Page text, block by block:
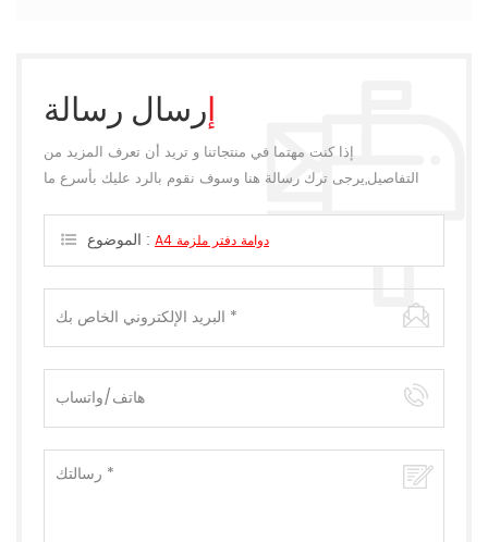
إرسال رسالة
إذا كنت مهتما في منتجاتنا و تريد أن تعرف المزيد من
التفاصيل,يرجى ترك رسالة هنا وسوف نقوم بالرد عليك بأسرع ما
الموضوع : A4 دوامة دفتر ملزمة